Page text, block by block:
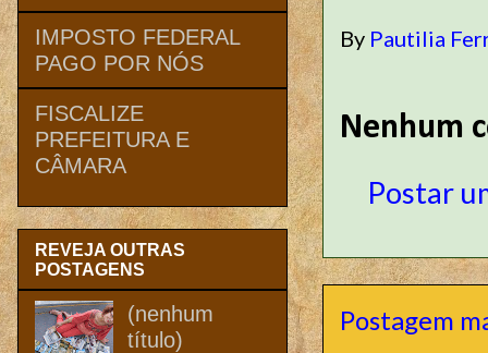
By Pautilia
Nenhum
Postar
Postagem
IMPOSTO FEDERAL
PAGO POR NÓS
FISCALIZE
PREFEITURA E
CÂMARA
REVEJA OUTRAS
POSTAGENS
(nenhum
título)